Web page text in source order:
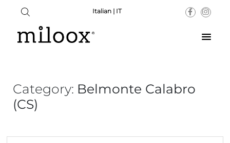
Italian | IT
Category: Belmonte Calabro
(CS)